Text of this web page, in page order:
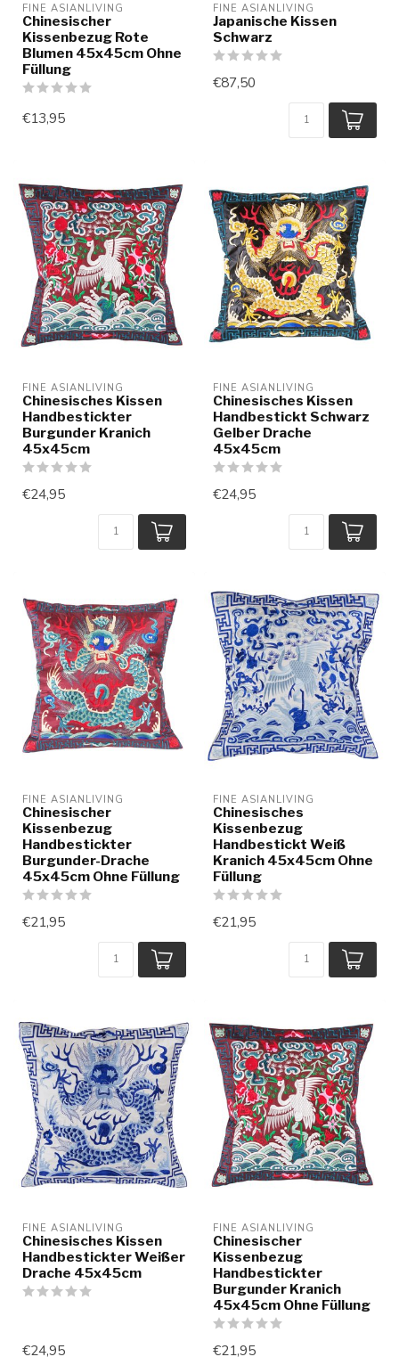
FINE ASIANLIVING
Chinesischer
Kissenbezug Rote
Blumen 45x45cm Ohne
Füllung
€13,95
FINE ASIANLIVING
Japanische Kissen
Schwarz
€87,50
FINE ASIANLIVING
Chinesisches Kissen
Handbestickter
Burgunder Kranich
45x45cm
€24,95
FINE ASIANLIVING
Chinesisches Kissen
Handbestickt Schwarz
Gelber Drache
45x45cm
€24,95
FINE ASIANLIVING
Chinesischer
Kissenbezug
Handbestickter
Burgunder-Drache
45x45cm Ohne Füllung
€21,95
FINE ASIANLIVING
Chinesisches
Kissenbezug
Handbestickt Weiß
Kranich 45x45cm Ohne
Füllung
€21,95
FINE ASIANLIVING
Chinesisches Kissen
Handbestickter Weißer
Drache 45x45cm
€24,95
FINE ASIANLIVING
Chinesischer
Kissenbezug
Handbestickter
Burgunder Kranich
45x45cm Ohne Füllung
€21,95